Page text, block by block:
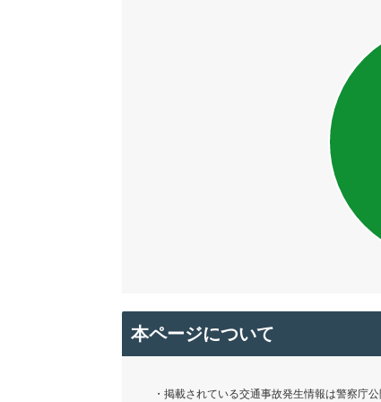
本ページについて
・掲載されている交通事故発生情報は警察庁